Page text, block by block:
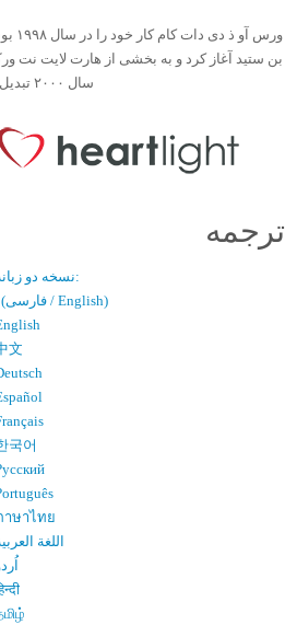
ورس آو ذ دی
بن ستید آغاز کرد و به بخشی از هارت لایت نت
سال ۲۰۰۰ تبدیل شد.
ترجمه
نسخه دو زبانه:
(فارسی / English)
文
국어
าษาไทย
اللغة